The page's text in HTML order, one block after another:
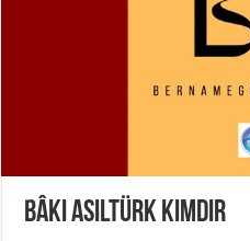
Bâki Asiltürk Kimdir